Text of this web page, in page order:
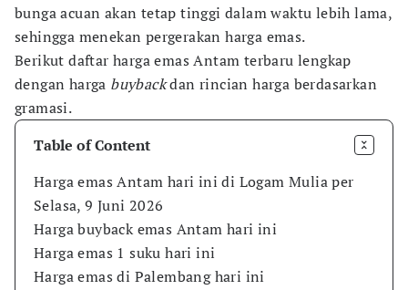
bunga acuan akan tetap tinggi dalam waktu lebih lama,
sehingga menekan pergerakan harga emas.
Berikut daftar harga emas Antam terbaru lengkap
dengan harga buybackdan rincian harga berdasarkan
gramasi.
Table of Content
Harga emas Antam hari ini di Logam Mulia per
Selasa, 9 Juni 2026
Harga buyback emas Antam hari ini
Harga emas 1 suku hari ini
Harga emas di Palembang hari ini